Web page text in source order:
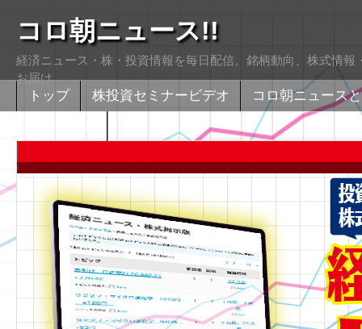
コロ朝ニュース!!
経済ニュース・株・投資情報を毎日配信。銘柄動向、株式情
お届け
トップ 株投資セミナービデオ
コロ朝ニュース